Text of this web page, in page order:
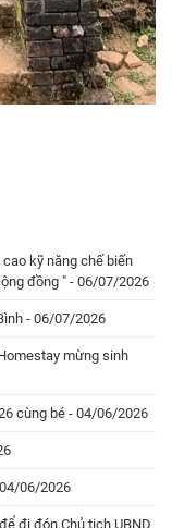
cao kỹ năng chế biến
đồng " - 06/07/2026
- 06/07/2026
mừng sinh
cùng bé - 04/06/2026
06/2026
đi đón Chủ tịch UBND